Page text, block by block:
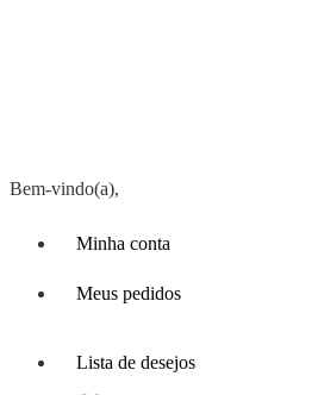
Bem-vindo(a),
Minha conta
Meus pedidos
Lista de desejos